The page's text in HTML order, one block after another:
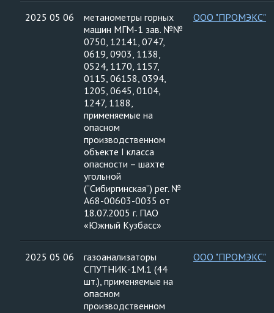
2025 05 06
метанометры горных
машин МГМ-1 зав. №№
0750, 12141, 0747,
0619, 0903, 1138,
0524, 1170, 1157,
0115, 06158, 0394,
1205, 0645, 0104,
1247, 1188,
применяемые на
опасном
производственном
объекте I класса
опасности – шахте
угольной
(“Сибиргинская”) рег. №
А68-00603-0035 от
18.07.2005 г. ПАО
«Южный Кузбасс»
ООО "ПРОМЭКС"
2025 05 06
газоанализаторы
СПУТНИК-1М.1 (44
шт.), применяемые на
опасном
производственном
ООО "ПРОМЭКС"